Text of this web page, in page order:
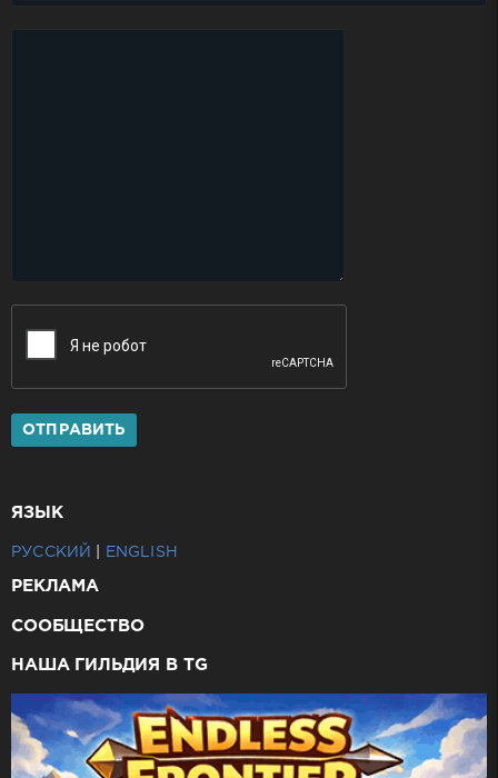
ОТПРАВИТЬ
ЯЗЫК
РУССКИЙ ENGLISH
РЕКЛАМА
СООБЩЕСТВО
НАША ГИЛЬДИЯ В TG